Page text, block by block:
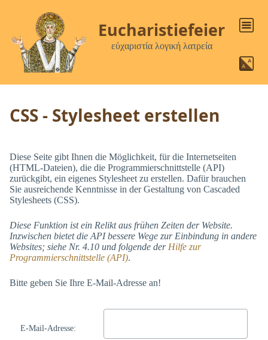
Eucharistiefeier
εὐχαριστία λογική λατρεία
CSS - Stylesheet erstellen
Diese Seite gibt Ihnen die Möglichkeit, für die Internetseiten
(HTML-Dateien), die die Programmierschnittstelle (API)
zurückgibt, ein eigenes Stylesheet zu erstellen. Dafür brauchen
Sie ausreichende Kenntnisse in der Gestaltung von Cascaded
Stylesheets (CSS).
Diese Funktion ist ein Relikt aus frühen Zeiten der Website.
Inzwischen bietet die API bessere Wege zur Einbindung in andere
Websites; siehe Nr. 4.10 und folgende der Hilfe zur
Programmierschnittstelle (API).
Bitte geben Sie Ihre E-Mail-Adresse an!
E-Mail-Adresse: